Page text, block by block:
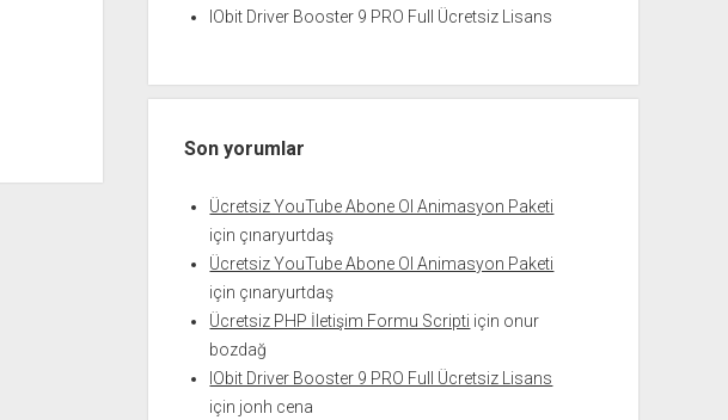
IObit Driver Booster 9 PRO Full Ücretsiz Lisans
Son yorumlar
Ücretsiz YouTube Abone Ol Animasyon Paketi
için çınaryurtdaş
Ücretsiz YouTube Abone Ol Animasyon Paketi
için çınaryurtdaş
Ücretsiz PHP İletişim Formu Scripti için onur
bozdağ
IObit Driver Booster 9 PRO Full Ücretsiz Lisans
için jonh cena